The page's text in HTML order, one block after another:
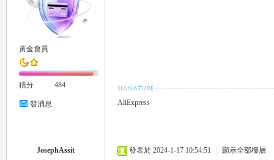
黃金會員
積分 484
發消息 AliExpress
JosephAssit 發表於 2024-1-17 10:54:51 顯示全部樓層